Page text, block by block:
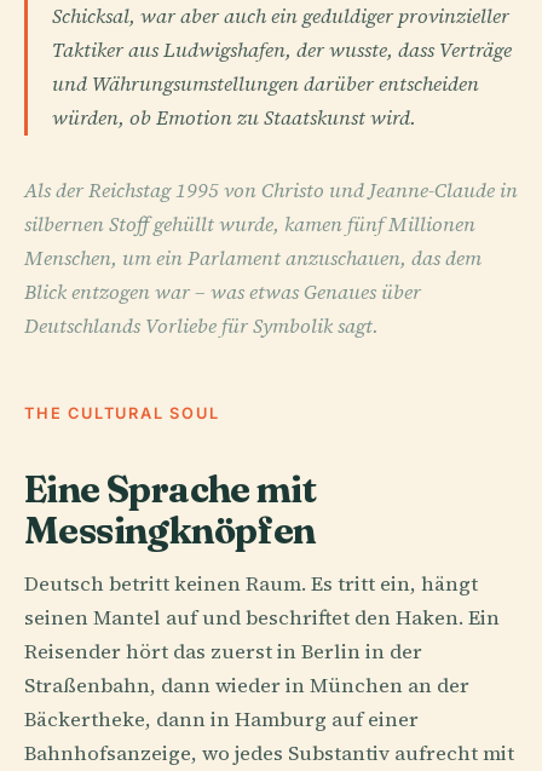
Schicksal, war aber auch ein geduldiger provinzieller
Taktiker aus Ludwigshafen, der wusste, dass Verträge
und Währungsumstellungen darüber entscheiden
würden, ob Emotion zu Staatskunst wird.
Als der Reichstag 1995 von Christo und Jeanne-Claude in
silbernen Stoff gehüllt wurde, kamen fünf Millionen
Menschen, um ein Parlament anzuschauen, das dem
Blick entzogen war – was etwas Genaues über
Deutschlands Vorliebe für Symbolik sagt.
THE CULTURAL SOUL
Eine Sprache mit
Messingknöpfen
Deutsch betritt keinen Raum. Es tritt ein, hängt
seinen Mantel auf und beschriftet den Haken. Ein
Reisender hört das zuerst in Berlin in der
Straßenbahn, dann wieder in München an der
Bäckertheke, dann in Hamburg auf einer
Bahnhofsanzeige, wo jedes Substantiv aufrecht mit